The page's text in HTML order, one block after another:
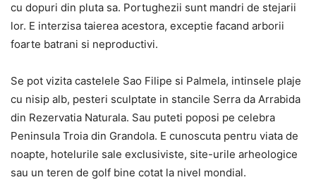
cu dopuri din pluta sa. Portughezii sunt mandri de stejarii
lor. E interzisa taierea acestora, exceptie facand arborii
foarte batrani si neproductivi.
Se pot vizita castelele Sao Filipe si Palmela, intinsele plaje
cu nisip alb, pesteri sculptate in stancile Serra da Arrabida
din Rezervatia Naturala. Sau puteti poposi pe celebra
Peninsula Troia din Grandola. E cunoscuta pentru viata de
noapte, hotelurile sale exclusiviste, site-urile arheologice
sau un teren de golf bine cotat la nivel mondial.